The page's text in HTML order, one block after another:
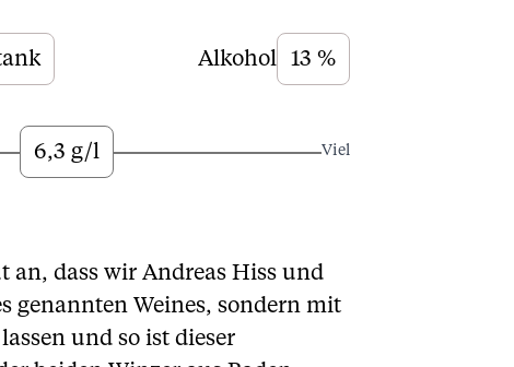
Alkohol
13 %
6,3 g/l Viel
an, dass wir Andreas Hiss und
genannten Weines, sondern mit
und so ist dieser